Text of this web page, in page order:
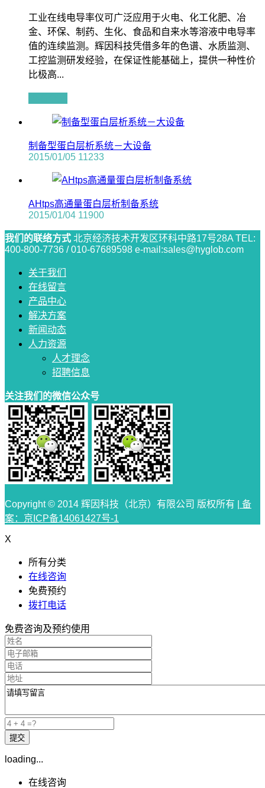
工业在线电导率仪可广泛应用于火电、化工化肥、冶
金、环保、制药、生化、食品和自来水等溶液中电导率
值的连续监测。辉因科技凭借多年的色谱、水质监测、
工控监测研发经验，在保证性能基础上，提供一种性价
比极高...
制备型蛋白层析系统－大设备
2015/01/05 11233
AHtps高通量蛋白层析制备系统
2015/01/04 11900
我们的联络方式 北京经济技术开发区环科中路17号28A TEL:
400-800-7736 / 010-67689598 e-mail:sales@hyglob.com
关于我们
在线留言
产品中心
解决方案
新闻动态
人力资源
人才理念
招聘信息
关注我们的微信公众号
Copyright © 2014 辉因科技（北京）有限公司 版权所有 |
备
案：京ICP备14061427号-1
X
所有分类
在线咨询
免费预约
拨打电话
免费咨询及预约使用
loading...
在线咨询